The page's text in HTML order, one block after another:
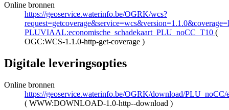
Online bronnen
https://geoservice.waterinfo.be/OGRK/wcs?
PLUVIAAL:economische_schadekaart_PLU_noCC_T10 (
OGC:WCS-1.1.0-http-get-coverage )
Digitale leveringsopties
Online bronnen
https://geoservice.waterinfo.be/OGRK/download/
( WWW:DOWNLOAD-1.0-http--download )